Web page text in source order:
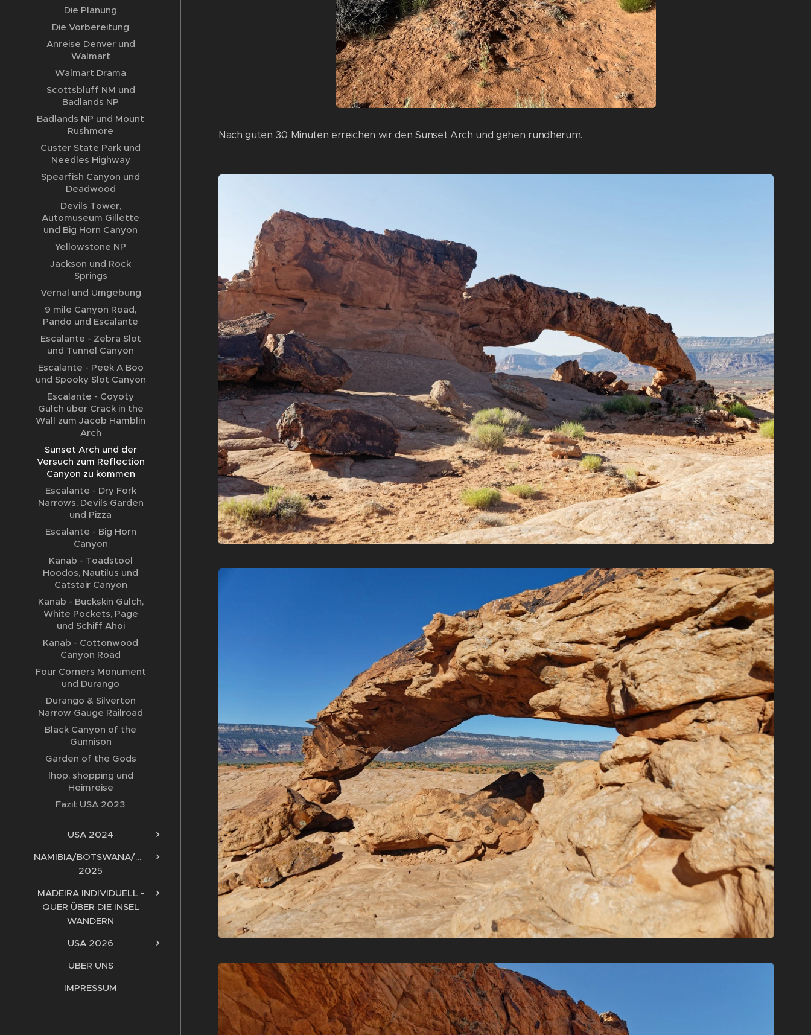
Die Planung
Die Vorbereitung
Anreise Denver und
Walmart
Walmart Drama
Scottsbluff NM und
Badlands NP
Badlands NP und Mount
Rushmore
Custer State Park und
Needles Highway
Spearfish Canyon und
Deadwood
Devils Tower,
Automuseum Gillette
und Big Horn Canyon
Yellowstone NP
Jackson und Rock
Springs
Vernal und Umgebung
9 mile Canyon Road,
Pando und Escalante
Escalante - Zebra Slot
und Tunnel Canyon
Escalante - Peek A Boo
und Spooky Slot Canyon
Escalante - Coyoty
Gulch über Crack in the
Wall zum Jacob Hamblin
Arch
Sunset Arch und der
Versuch zum Reflection
Canyon zu kommen
Escalante - Dry Fork
Narrows, Devils Garden
und Pizza
Escalante - Big Horn
Canyon
Kanab - Toadstool
Hoodos, Nautilus und
Catstair Canyon
Kanab - Buckskin Gulch,
White Pockets, Page
und Schiff Ahoi
Kanab - Cottonwood
Canyon Road
Four Corners Monument
und Durango
Durango & Silverton
Narrow Gauge Railroad
Black Canyon of the
Gunnison
Garden of the Gods
Ihop, shopping und
Heimreise
Fazit USA 2023
USA 2024
NAMIBIA/BOTSWANA/ZIMBABWE/SAMBIA
2025
MADEIRA INDIVIDUELL -
QUER ÜBER DIE INSEL
WANDERN
USA 2026
ÜBER UNS
IMPRESSUM
Nach guten 30 Minuten erreichen wir den Sunset Arch und gehen rundherum.